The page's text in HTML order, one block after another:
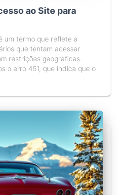
ao Site para
um termo que reflete a
que tentam acessar
restrições geográficas.
o erro 451, que indica que o